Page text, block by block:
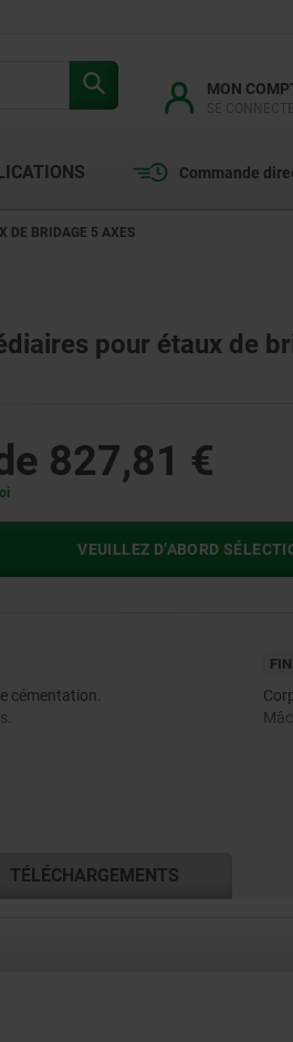
MON
Commande
DE BRIDAGE 5 AXES
pour étaux de
827,81 €
VEUILLEZ D’ABORD
cémentation.
TÉLÉCHARGEMENTS